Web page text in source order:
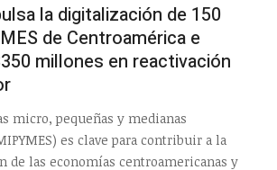
la digitalización de 150
de Centroamérica e
millones en reactivación
micro, pequeñas y medianas
es clave para contribuir a la
de las economías centroamericanas y